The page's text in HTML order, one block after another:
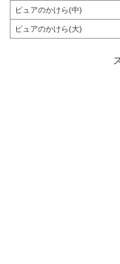
ピュアのかけら(中)
ピュアのかけら(大)